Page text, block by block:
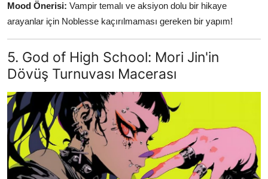
Mood Önerisi: Vampir temalı ve aksiyon dolu bir hikaye
arayanlar için Noblesse kaçırılmaması gereken bir yapım!
5. God of High School: Mori Jin'in
Dövüş Turnuvası Macerası